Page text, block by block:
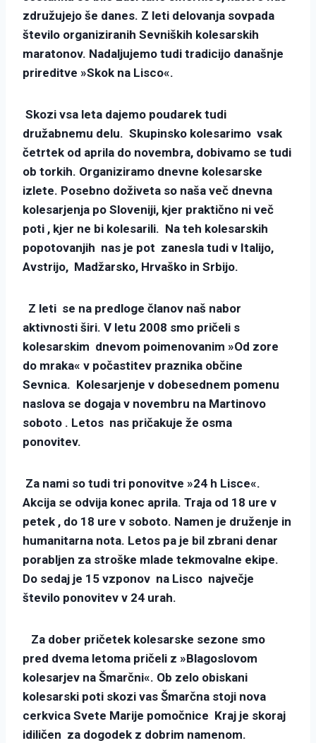
združujejo še danes. Z leti delovanja sovpada
število organiziranih Sevniških kolesarskih
maratonov. Nadaljujemo tudi tradicijo današnje
prireditve »Skok na Lisco«.
Skozi vsa leta dajemo poudarek tudi
družabnemu delu. Skupinsko kolesarimo vsak
četrtek od aprila do novembra, dobivamo se tudi
ob torkih. Organiziramo dnevne kolesarske
izlete. Posebno doživeta so naša več dnevna
kolesarjenja po Sloveniji, kjer praktično ni več
poti , kjer ne bi kolesarili. Na teh kolesarskih
popotovanjih nas je pot zanesla tudi v Italijo,
Avstrijo, Madžarsko, Hrvaško in Srbijo.
Z leti se na predloge članov naš nabor
aktivnosti širi. V letu 2008 smo pričeli s
kolesarskim dnevom poimenovanim »Od zore
do mraka« v počastitev praznika občine
Sevnica. Kolesarjenje v dobesednem pomenu
naslova se dogaja v novembru na Martinovo
soboto . Letos nas pričakuje že osma
ponovitev.
Za nami so tudi tri ponovitve »24 h Lisce«.
Akcija se odvija konec aprila. Traja od 18 ure v
petek , do 18 ure v soboto. Namen je druženje in
humanitarna nota. Letos pa je bil zbrani denar
porabljen za stroške mlade tekmovalne ekipe.
Do sedaj je 15 vzponov na Lisco največje
število ponovitev v 24 urah.
Za dober pričetek kolesarske sezone smo
pred dvema letoma pričeli z »Blagoslovom
kolesarjev na Šmarčni«. Ob zelo obiskani
kolesarski poti skozi vas Šmarčna stoji nova
cerkvica Svete Marije pomočnice Kraj je skoraj
idiličen za dogodek z dobrim namenom.